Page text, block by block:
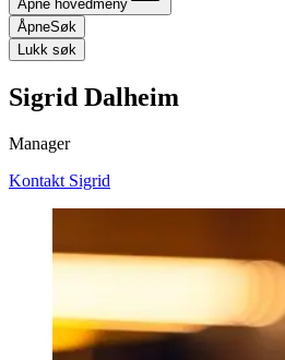
Åpne hovedmeny
ÅpneSøk
Lukk søk
Sigrid Dalheim
Manager
Kontakt Sigrid